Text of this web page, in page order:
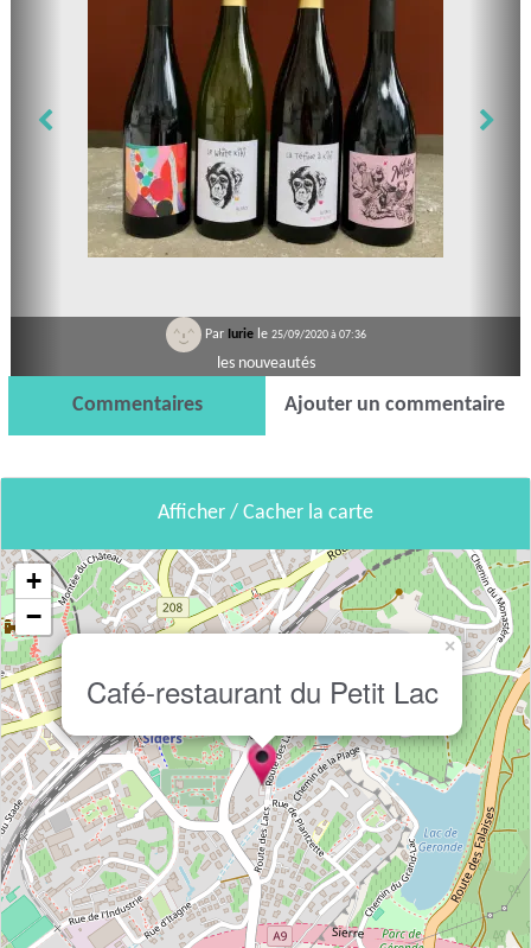
Par Iurie le 25/09/2020 à 07:36
les nouveautés
Commentaires Ajouter un commentaire
Afficher / Cacher la carte
Café-restaurant du Petit Lac
×
+
−